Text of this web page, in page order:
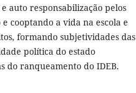
auto responsabilização pelos
cooptando a vida na escola e
formando subjetividades das
política do estado
do ranqueamento do IDEB.